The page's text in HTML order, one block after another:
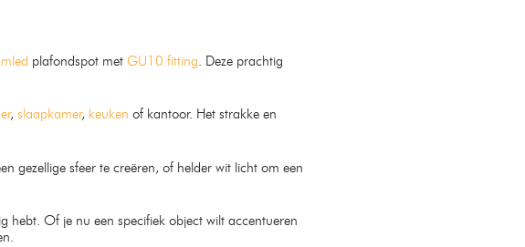
plafondspot met GU10 fitting. Deze prachtig
, slaapkamer, keuken of kantoor. Het strakke en
gezellige sfeer te creëren, of helder wit licht om een
hebt. Of je nu een specifiek object wilt accentueren